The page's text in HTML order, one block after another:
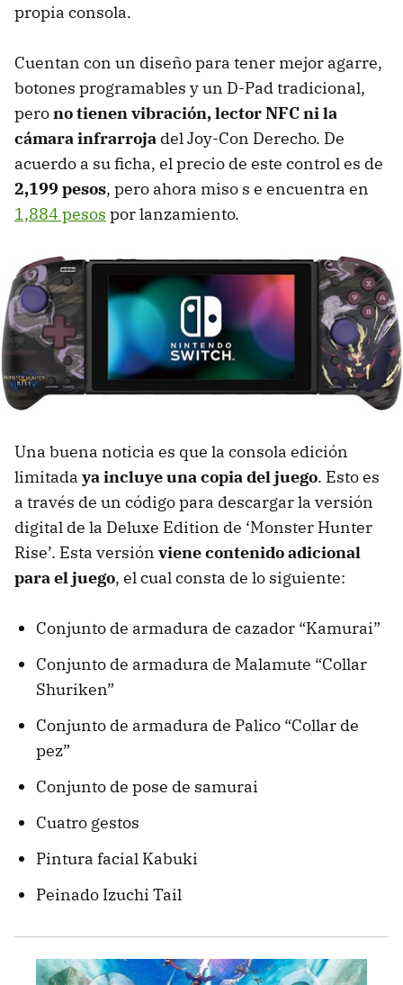
propia consola.
Cuentan con un diseño para tener mejor agarre,
botones programables y un D-Pad tradicional,
perono tienen vibración, lector NFC ni la
cámara infrarroja del Joy-Con Derecho. De
acuerdo a su ficha, el precio de este control es de
2,199 pesos, pero ahora miso s e encuentra en
1,884 pesos por lanzamiento.
Una buena noticia es que la consola edición
limitada ya incluye una copia del juego. Esto es
a través de un código para descargar la versión
digital de la Deluxe Edition de ‘Monster Hunter
Rise’. Esta versión viene contenido adicional
para el juego, el cual consta de lo siguiente:
Conjunto de armadura de cazador “Kamurai”
Conjunto de armadura de Malamute “Collar
Shuriken”
Conjunto de armadura de Palico “Collar de
pez”
Conjunto de pose de samurai
Cuatro gestos
Pintura facial Kabuki
Peinado Izuchi Tail